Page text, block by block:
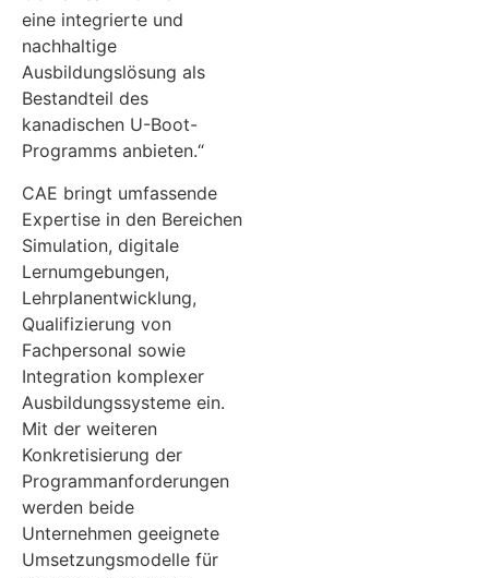
eine integrierte und
nachhaltige
Ausbildungslösung als
Bestandteil des
kanadischen U-Boot-
Programms anbieten.“
CAE bringt umfassende
Expertise in den Bereichen
Simulation, digitale
Lernumgebungen,
Lehrplanentwicklung,
Qualifizierung von
Fachpersonal sowie
Integration komplexer
Ausbildungssysteme ein.
Mit der weiteren
Konkretisierung der
Programmanforderungen
werden beide
Unternehmen geeignete
Umsetzungsmodelle für